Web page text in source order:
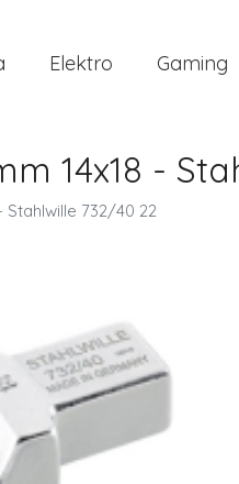
Elektro Gaming
14x18 -
Stahlwille 732/40 22